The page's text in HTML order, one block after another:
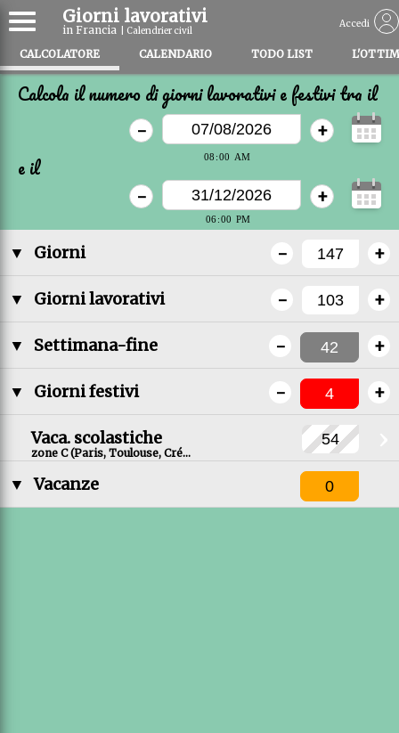
Giorni lavorativi
in Francia | Calendrier civil
Accedi
CALCOLATORE CALENDARIO TODO LIST
Calcola il numero di giorni lavorativi e festivi tra il
+
-
e il
+
-
▼ Giorni +
-
▼ Giorni lavorativi +
-
▼ Settimana-fine +
-
▼ Giorni festivi +
-
Vaca. scolastiche
zone C (Paris, Toulouse, Créteil, Montpellier, Versailles)
▼ Vacanze